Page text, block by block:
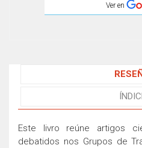
Ver en
Este livro reúne artigos
debatidos nos Grupos de